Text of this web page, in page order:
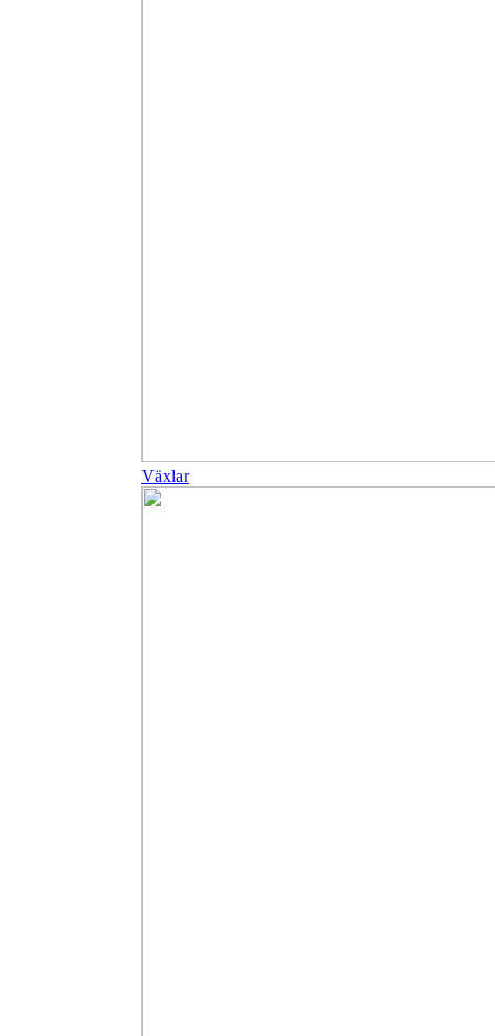
Växlar